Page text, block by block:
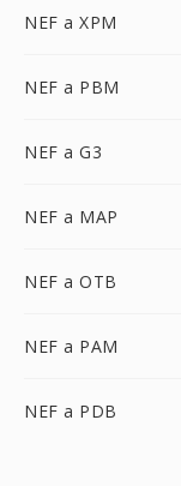
NEF a XPM
NEF a PBM
NEF a G3
NEF a MAP
NEF a OTB
NEF a PAM
NEF a PDB